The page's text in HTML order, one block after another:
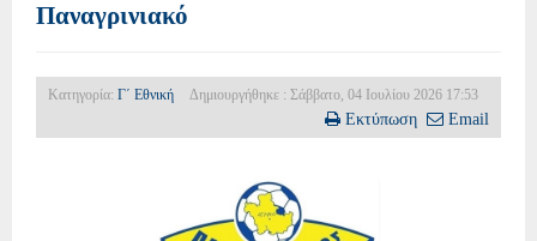
Παναγρινιακό
Κατηγορία: Γ΄ Εθνική
Δημιουργήθηκε : Σάββατο, 04 Ιουλίου 2026 17:53
Εκτύπωση
Email